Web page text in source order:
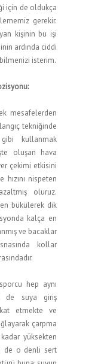
için de oldukça
gerekir.
kişinin bu işi
ardında ciddi
isterim.
mesafelerden
tekniğinde
kullanmak
oluşan hava
çekimi etkisini
nispeten
oluruz.
bükülerek dik
kalça en
ve bacaklar
kollar
hep aynı
de suya giriş
etmekte ve
çarpma
yüksekten
de o denli sert